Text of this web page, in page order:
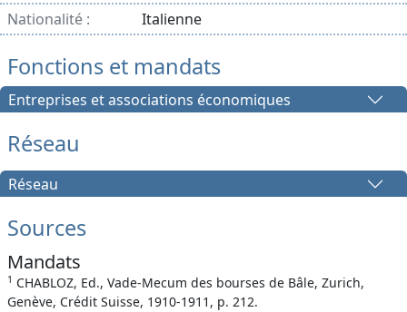
Nationalité :
Italienne
Fonctions et mandats
Entreprises et associations économiques
Réseau
Réseau
Sources
Mandats
1 CHABLOZ, Ed., Vade-Mecum des bourses de Bâle, Zurich,
Genève, Crédit Suisse, 1910-1911, p. 212.